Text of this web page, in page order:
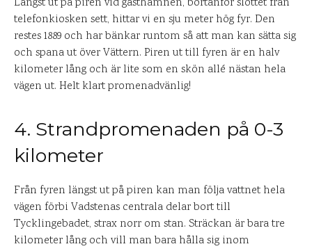
telefonkiosken sett, hittar vi en sju meter hög fyr. Den
restes 1889 och har bänkar runtom så att man kan sätta sig
och spana ut över Vättern. Piren ut till fyren är en halv
kilometer lång och är lite som en skön allé nästan hela
vägen ut. Helt klart promenadvänlig!
4. Strandpromenaden på 0-3
kilometer
Från fyren längst ut på piren kan man följa vattnet hela
vägen förbi Vadstenas centrala delar bort till
Tycklingebadet, strax norr om stan. Sträckan är bara tre
kilometer lång och vill man bara hålla sig inom